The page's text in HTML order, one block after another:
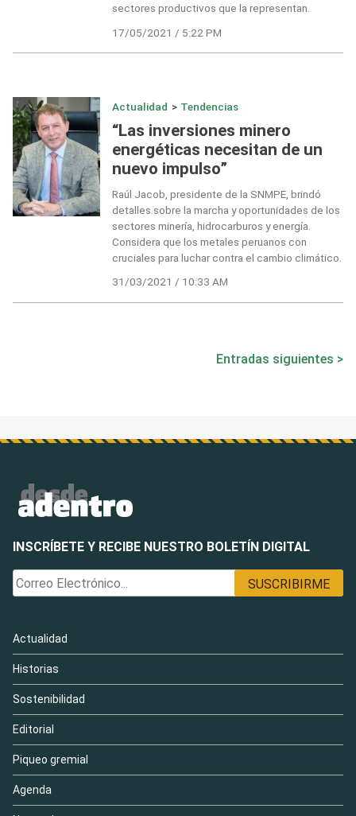
sectores productivos que la representan.
17/05/2021 / 5:22 PM
Actualidad > Tendencias
“Las inversiones minero
energéticas necesitan de un
nuevo impulso”
Raúl Jacob, presidente de la SNMPE, brindó
detalles sobre la marcha y oportunidades de los
sectores minería, hidrocarburos y energía.
Considera que los metales peruanos con
cruciales para luchar contra el cambio climático.
31/03/2021 / 10:33 AM
Entradas siguientes
INSCRÍBETE Y RECIBE NUESTRO BOLETÍN DIGITAL
Actualidad
Historias
Sostenibilidad
Editorial
Piqueo gremial
Agenda